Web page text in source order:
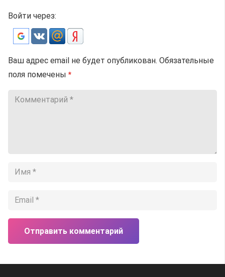
Войти через:
Ваш адрес email не будет опубликован. Обязательные
поля помечены *
Отправить комментарий